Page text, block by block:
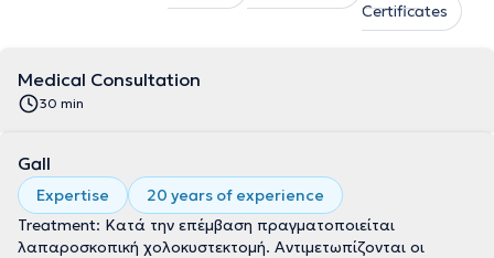
Certificates
Medical Consultation
30 min
Gall
Expertise
20 years of experience
Treatment: Κατά την επέμβαση πραγματοποιείται
λαπαροσκοπική χολοκυστεκτομή. Αντιμετωπίζονται οι